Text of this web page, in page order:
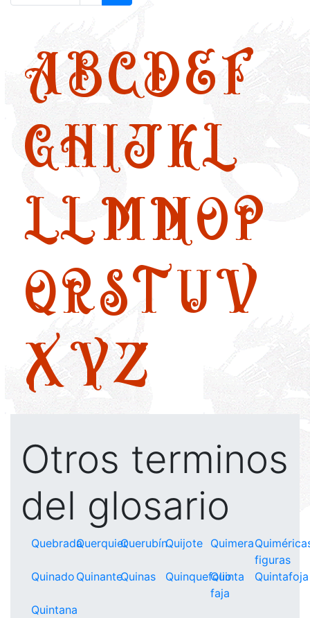
ABCDEF
GHIJKL
LLMNOP
QRSTUV
XYZ
Otros terminos
del glosario
QuebradaQuerquierQuerubínQuijote Quimera
figuras
Quinado QuinanteQuinas Quinquefolio
Quinta
faja
Quintafoja
Quintana